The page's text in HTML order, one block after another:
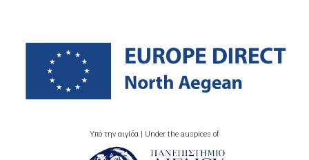
Υπό την αιγίδα | Under the auspices of